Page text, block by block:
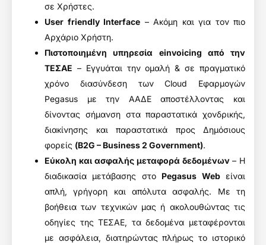
σε Χρήστες.
User friendly Interface – Ακόμη και για τον πιο
Αρχάριο Χρήστη.
Πιστοποιημένη υπηρεσία einvoicing από την
ΤΕΣΑΕ – Εγγυάται την ομαλή & σε πραγματικό
χρόνο διασύνδεση των Cloud Εφαρμογών
Pegasus με την ΑΑΔΕ αποστέλλοντας και
δίνοντας σήμανση στα παραστατικά χονδρικής,
διακίνησης και παραστατικά προς Δημόσιους
φορείς (B2G – Business 2 Government).
Εύκολη και ασφαλής μεταφορά δεδομένων – Η
διαδικασία μετάβασης στο Pegasus Webείναι
απλή, γρήγορη και απόλυτα ασφαλής. Με τη
βοήθεια των τεχνικών μας ή ακολουθώντας τις
οδηγίες της ΤΕΣΑΕ, τα δεδομένα μεταφέρονται
με ασφάλεια, διατηρώντας πλήρως το ιστορικό